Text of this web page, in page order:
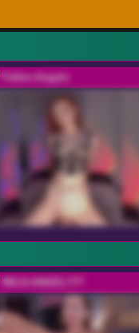
Fallen-Angels
WILD-ANGEL777